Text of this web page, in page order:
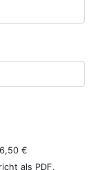
€
als PDF.